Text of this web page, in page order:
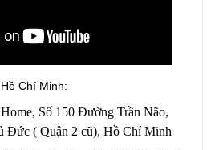
Chí Minh:
Số 150 Đường Trần Não,
Đức ( Quận 2 cũ), Hồ Chí Minh